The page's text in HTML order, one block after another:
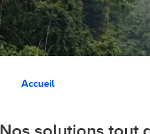
Fil d'Ariane
Accueil